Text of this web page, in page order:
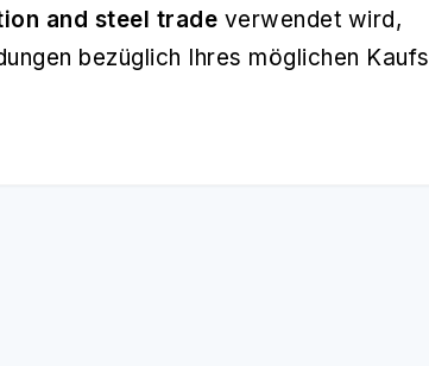
and steel trade verwendet wird,
bezüglich Ihres möglichen Kaufs